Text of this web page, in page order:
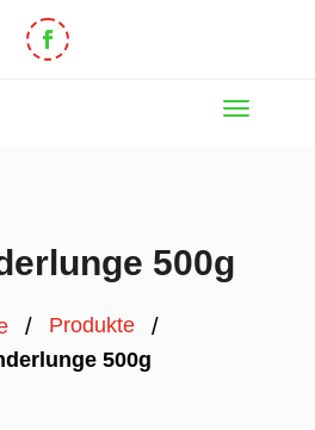
500g
/ Produkte /
500g